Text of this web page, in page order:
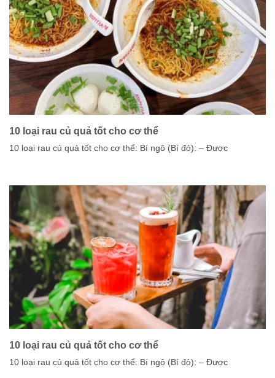
10 loại rau củ quả tốt cho cơ thể
10 loại rau củ quả tốt cho cơ thể: Bí ngô (Bí đỏ): – Được
10 loại rau củ quả tốt cho cơ thể
10 loại rau củ quả tốt cho cơ thể: Bí ngô (Bí đỏ): – Được